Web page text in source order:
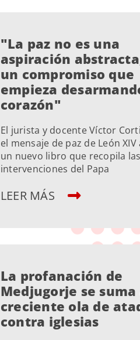
"La paz no es una
aspiración
un compromiso que
empieza
corazón"
El jurista y docente Víctor
el mensaje de paz de León
un nuevo libro que recopila las
intervenciones del Papa
LEER MÁS
La profanación de
Medjugorje se suma
creciente ola de
contra iglesias